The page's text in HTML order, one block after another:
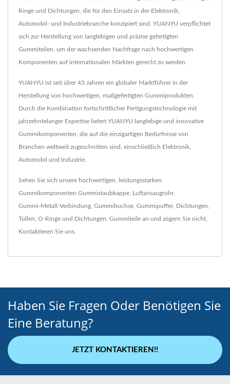
Ringe und Dichtungen, die für den Einsatz in der Elektronik,
Automobil- und Industriebranche konzipiert sind. YUANYU verpflichtet
sich zur Herstellung von langlebigen und präzise gefertigten
Gummiteilen, um der wachsenden Nachfrage nach hochwertigen
Komponenten auf internationalen Märkten gerecht zu werden.
YUANYU ist seit über 43 Jahren ein globaler Marktführer in der
Herstellung von hochwertigen, maßgefertigten Gummiprodukten.
Durch die Kombination fortschrittlicher Fertigungstechnologie mit
jahrzehntelanger Expertise liefert YUANYU langlebige und innovative
Gummikomponenten, die auf die einzigartigen Bedürfnisse von
Branchen weltweit zugeschnitten sind, einschließlich Elektronik,
Automobil und Industrie.
Sehen Sie sich unsere hochwertigen, leistungsstarken
Gummikomponenten Gummistaubkappe Luftansaugrohr,
Gummi-Metall-Verbindung Gummibuchse Gummipuffer, Dichtungen
Tüllen O-Ringe und Dichtungen Gummiteile an und zögern Sie nicht,
Kontaktieren Sie uns
Haben Sie Fragen Oder Benötigen Sie
Eine Beratung?
JETZT KONTAKTIEREN!!